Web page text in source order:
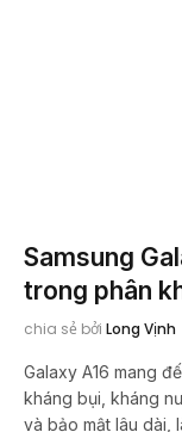
Samsung
trong phân
chia sẻ bởi Long Vịnh
Galaxy A16 mang
kháng bụi, kháng
và bảo mật lâu dài,